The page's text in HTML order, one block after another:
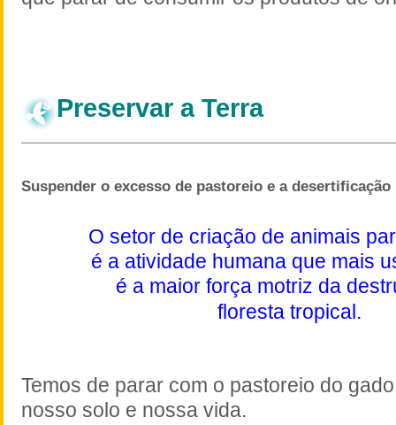
Preservar a Terra
Suspender o excesso de pastoreio e a desertificação
O setor de criação de animais
é a atividade humana que mais
é a maior força motriz da
floresta tropical.
Temos de parar com o pastoreio do
nosso solo e nossa vida.